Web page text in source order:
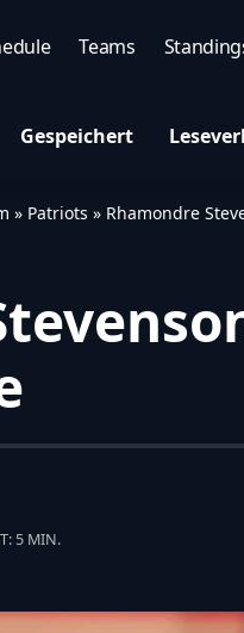
Teams
Gespeichert
» Patriots » Rhamondre
5 MIN.